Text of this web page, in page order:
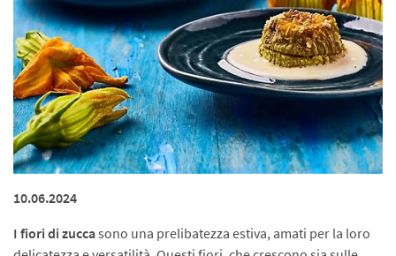
10.06.2024
I fiori di zuccasono una prelibatezza estiva, amati per la loro